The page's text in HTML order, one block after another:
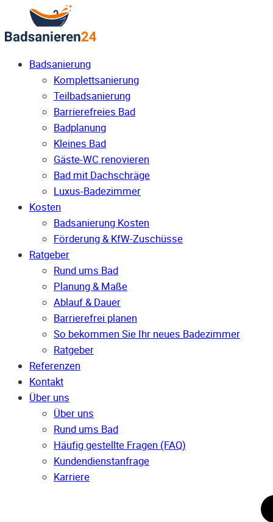
Badsanierung
Komplettsanierung
Teilbadsanierung
Barrierefreies Bad
Badplanung
Kleines Bad
Gäste-WC renovieren
Bad mit Dachschräge
Luxus-Badezimmer
Kosten
Badsanierung Kosten
Förderung & KfW-Zuschüsse
Ratgeber
Rund ums Bad
Planung & Maße
Ablauf & Dauer
Barrierefrei planen
So bekommen Sie Ihr neues Badezimmer
Ratgeber
Referenzen
Kontakt
Über uns
Über uns
Rund ums Bad
Häufig gestellte Fragen (FAQ)
Kunden­dienst­anfrage
Karriere